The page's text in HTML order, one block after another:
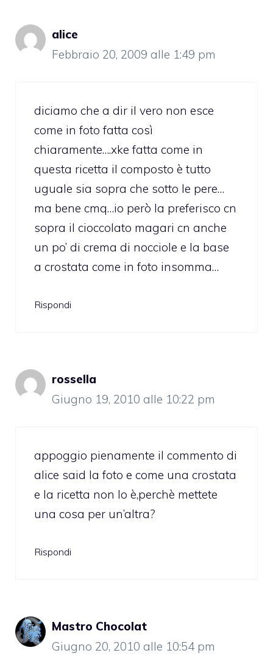
alice
Febbraio 20, 2009 alle 1:49 pm
diciamo che a dir il vero non esce
come in foto fatta così
chiaramente….xke fatta come in
questa ricetta il composto è tutto
uguale sia sopra che sotto le pere…
ma bene cmq…io però la preferisco cn
sopra il cioccolato magari cn anche
un po’ di crema di nocciole e la base
a crostata come in foto insomma…
Rispondi
rossella
Giugno 19, 2010 alle 10:22 pm
appoggio pienamente il commento di
alice said la foto e come una crostata
e la ricetta non lo è,perchè mettete
una cosa per un’altra?
Rispondi
Mastro Chocolat
Giugno 20, 2010 alle 10:54 pm